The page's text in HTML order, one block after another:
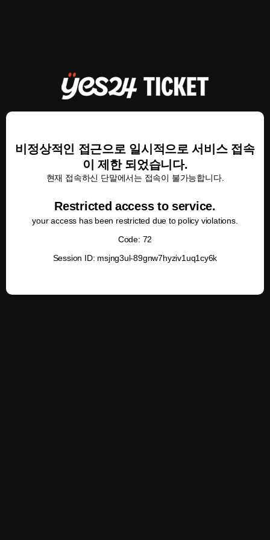
비정상적인 접근으로 일시적으로 서비스 접속
이 제한 되었습니다.
현재 접속하신 단말에서는 접속이 불가능합니다.
Restricted access to service.
your access has been restricted due to policy violations.
Code: 72
Session ID: msjng3ul-89gnw7hyziv1uq1cy6k